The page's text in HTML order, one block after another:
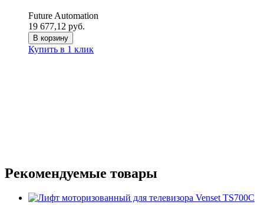
Future Automation
19 677,12 руб.
В корзину
Купить в 1 клик
Рекомендуемые товары